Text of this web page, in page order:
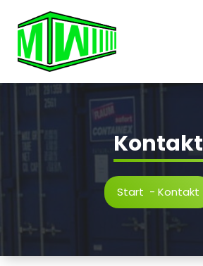
Inhalt
springen
Kontakt
Start - Kontakt